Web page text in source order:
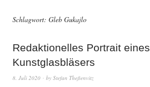
Schlagwort: Gleb Gukajlo
Redaktionelles Portrait eines
Kunstglasbläsers
8. Juli 2020 by Stefan Theßenvitz